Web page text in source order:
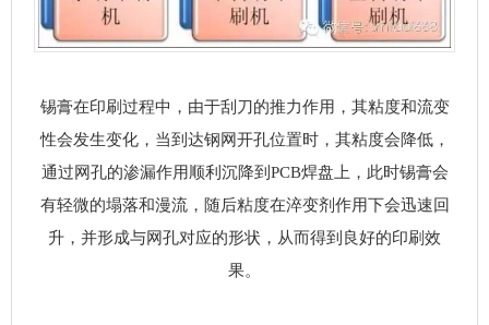
锡膏在印刷过程中，由于刮刀的推力作用，其粘度和流变
性会发生变化，当到达钢网开孔位置时，其粘度会降低，
通过网孔的渗漏作用顺利沉降到PCB焊盘上，此时锡膏会
有轻微的塌落和漫流，随后粘度在淬变剂作用下会迅速回
升，并形成与网孔对应的形状，从而得到良好的印刷效
果。